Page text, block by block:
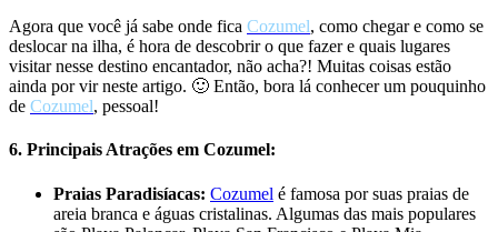
Agora que você já sabe onde fica Cozumel, como chegar e como se
deslocar na ilha, é hora de descobrir o que fazer e quais lugares
visitar nesse destino encantador, não acha?! Muitas coisas estão
ainda por vir neste artigo. 🙂 Então, bora lá conhecer um pouquinho
de Cozumel, pessoal!
6. Principais Atrações em Cozumel:
Praias Paradisíacas: Cozumel é famosa por suas praias de
areia branca e águas cristalinas. Algumas das mais populares